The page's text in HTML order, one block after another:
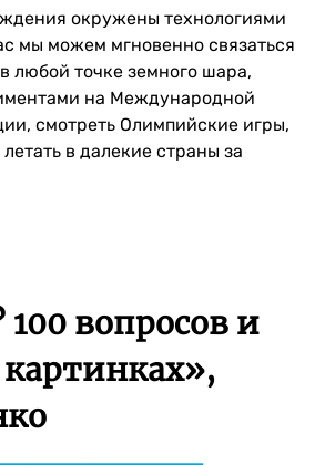
окружены технологиями
мы можем мгновенно связаться
любой точке земного шара,
на Международной
смотреть Олимпийские игры,
в далекие страны за
100 вопросов и